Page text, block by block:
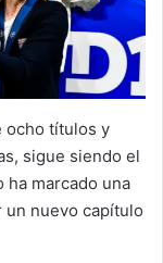
ocho títulos y
sigue siendo el
ha marcado una
un nuevo capítulo